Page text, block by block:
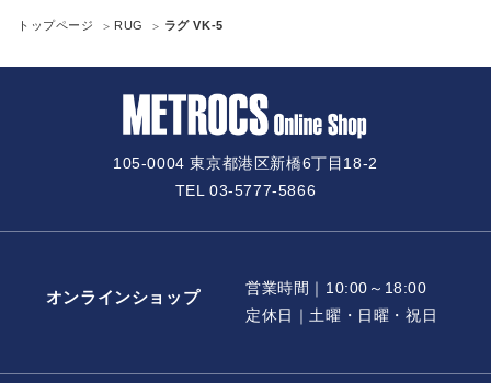
トップページ RUG ラグ VK-5
105-0004 東京都港区新橋6丁目18-2
TEL 03-5777-5866
オンラインショップ
営業時間｜10:00～18:00
定休日｜土曜・日曜・祝日